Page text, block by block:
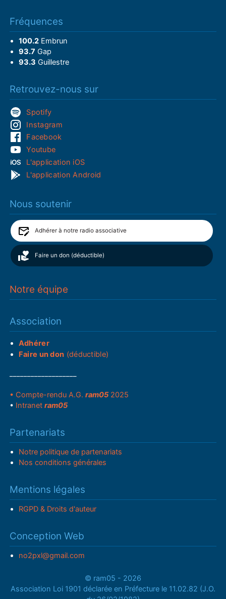
Fréquences
100.2Embrun
93.7 Gap
93.3 Guillestre
Retrouvez-nous sur
Spotify
Instagram
Facebook
Youtube
L'application iOS
L'application Android
Nous soutenir
Adhérer à notre radio associative
Faire un don (déductible)
Notre équipe
Association
Adhérer
Faire un don (déductible)
• Compte-rendu A.G.ram05 2025
• Intranetram05
Partenariats
Notre politique de partenariats
Nos conditions générales
Mentions légales
RGPD & Droits d'auteur
Conception Web
no2pxl@gmail.com
© ram05 - 2026
Association Loi 1901 déclarée en Préfecture le 11.02.82 (J.O.